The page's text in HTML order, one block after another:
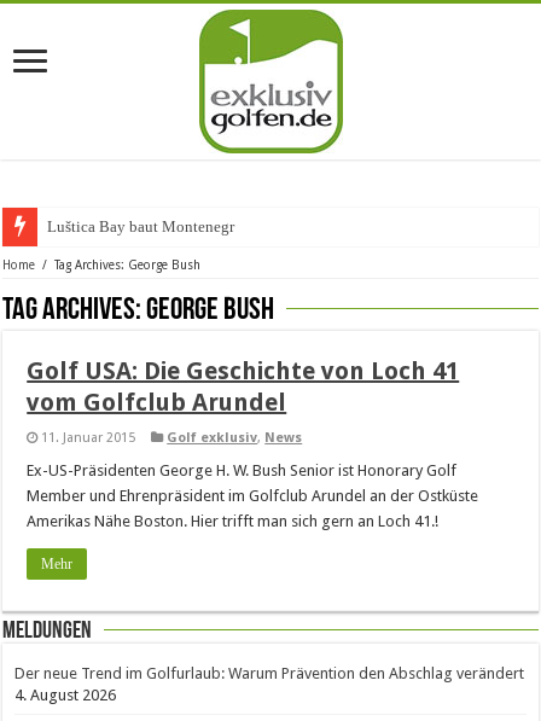
Luštica Bay baut Montenegros
Home / Tag Archives: George Bush
Tag Archives:George Bush
Golf USA: Die Geschichte von Loch 41
vom Golfclub Arundel
11. Januar 2015 Golf exklusiv, News
Ex-US-Präsidenten George H. W. Bush Senior ist Honorary Golf
Member und Ehrenpräsident im Golfclub Arundel an der Ostküste
Amerikas Nähe Boston. Hier trifft man sich gern an Loch 41.!
Mehr
Meldungen
Der neue Trend im Golfurlaub: Warum Prävention den Abschlag verändert
4. August 2026